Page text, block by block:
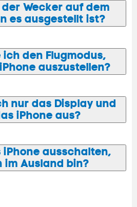
Wecker auf dem
es ausgestellt ist?
den Flugmodus,
auszustellen?
nur das Display und
iPhone aus?
iPhone ausschalten,
im Ausland bin?